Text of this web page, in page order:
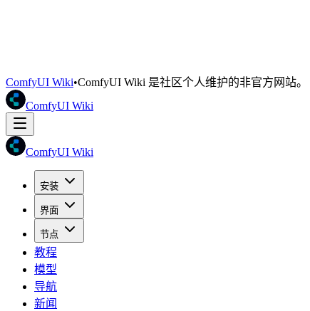
ComfyUI Wiki•ComfyUI Wiki 是社区个人维护的非官方网站。
ComfyUI Wiki
ComfyUI Wiki
安装
界面
节点
教程
模型
导航
新闻